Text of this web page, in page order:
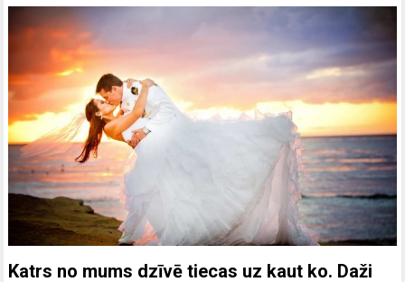
Katrs no mums dzīvē tiecas uz kaut ko. Daži